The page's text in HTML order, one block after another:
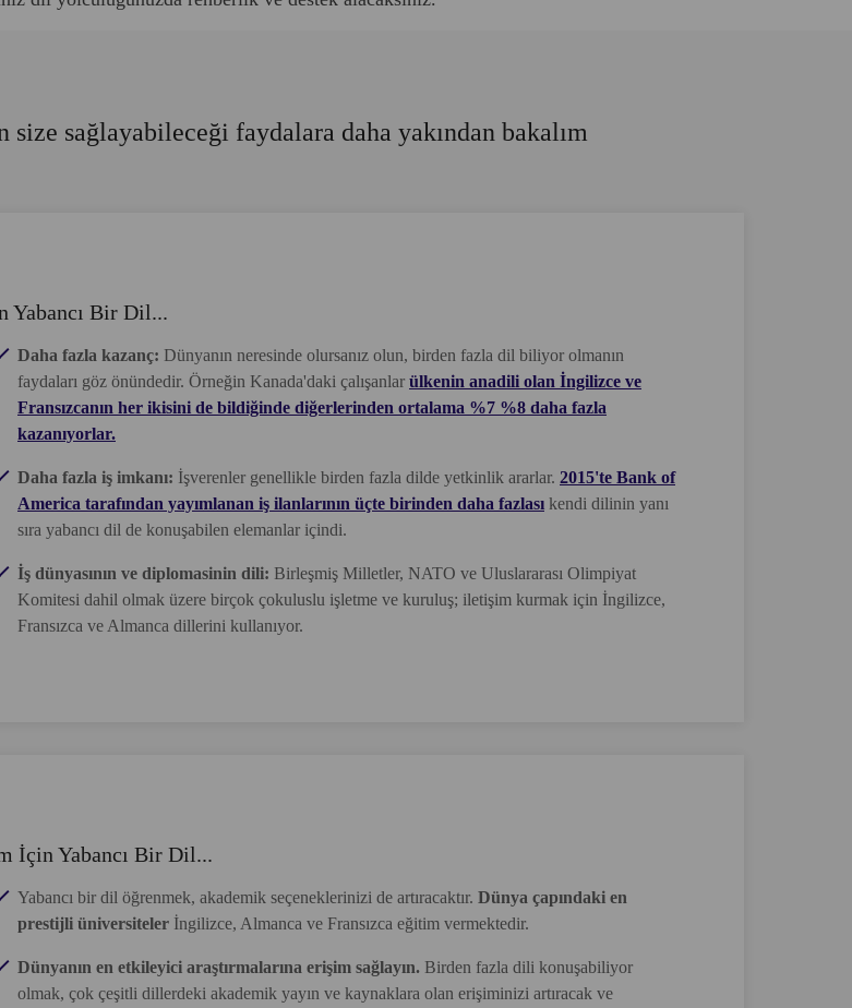
sağlayabileceği faydalara daha yakından bakalım
Yabancı Bir Dil...
Daha fazla kazanç: Dünyanın neresinde olursanız olun, birden fazla dil biliyor olmanın
faydaları göz önündedir. Örneğin Kanada'daki çalışanlar ülkenin anadili olan İngilizce ve
Fransızcanın her ikisini de bildiğinde diğerlerinden ortalama %7 %8 daha fazla
kazanıyorlar.
Daha fazla iş imkanı: İşverenler genellikle birden fazla dilde yetkinlik ararlar. 2015'te Bank of
America tarafından yayımlanan iş ilanlarının üçte birinden daha fazlası kendi dilinin yanı
sıra yabancı dil de konuşabilen elemanlar içindi.
İş dünyasının ve diplomasinin dili: Birleşmiş Milletler, NATO ve Uluslararası Olimpiyat
Komitesi dahil olmak üzere birçok çokuluslu işletme ve kuruluş; iletişim kurmak için İngilizce,
Fransızca ve Almanca dillerini kullanıyor.
İçin Yabancı Bir Dil...
Yabancı bir dil öğrenmek, akademik seçeneklerinizi de artıracaktır. Dünya çapındaki en
prestijli üniversiteler İngilizce, Almanca ve Fransızca eğitim vermektedir.
Dünyanın en etkileyici araştırmalarına erişim sağlayın. Birden fazla dili konuşabiliyor
olmak, çok çeşitli dillerdeki akademik yayın ve kaynaklara olan erişiminizi artıracak ve